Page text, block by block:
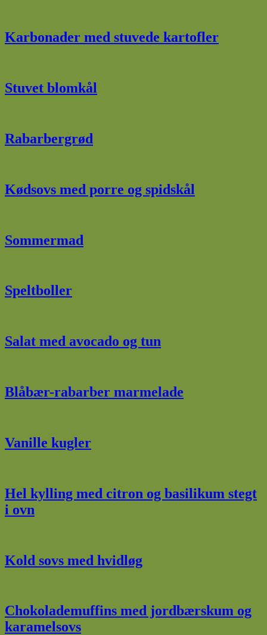
Karbonader med stuvede kartofler
Stuvet blomkål
Rabarbergrød
Kødsovs med porre og spidskål
Sommermad
Speltboller
Salat med avocado og tun
Blåbær-rabarber marmelade
Vanille kugler
Hel kylling med citron og basilikum stegt
i ovn
Kold sovs med hvidløg
Chokolademuffins med jordbærskum og
karamelsovs